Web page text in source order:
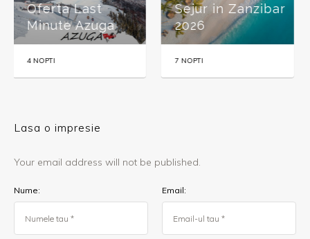
Sejur in Zanzibar
2026
7 NOPTI
City Break
Istanbul 2026
3 NOPTI
Lasa o impresie
Your email address will not be published.
Nume: Email: